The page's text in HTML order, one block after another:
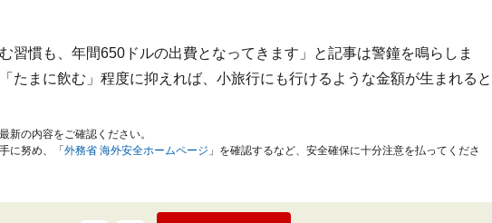
習慣も、年間650ドルの出費となってきます」と記事は警鐘を鳴らしま
たまに飲む」程度に抑えれば、小旅行にも行けるような金額が生まれると
の内容をご確認ください。
に努め、「 外務省 海外安全ホームページ 」を確認するなど、安全確保に十分注意を払ってくださ